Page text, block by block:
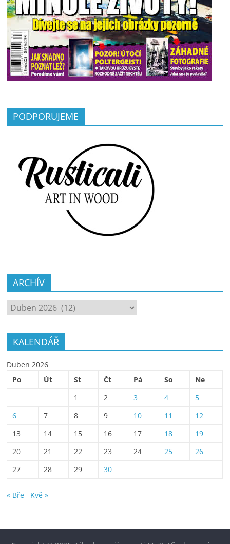
PODPORUJEME
ARCHÍV
ARCHÍV
KALENDÁŘ
Duben 2026
Po
Út St Čt Pá So
Ne
1
2 3 4
5
6
7 8 9 10 11
12
13
14 15 16 17 18
19
20
21 22 23 24 25
26
27
28 29 30
« Bře Kvě »